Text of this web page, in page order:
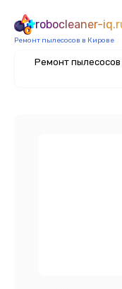
robocleaner-
Ремонт пылесосов в Кирове
Ремонт пылесосов